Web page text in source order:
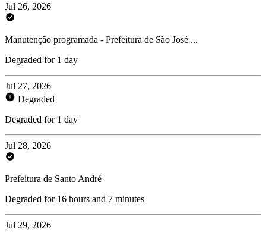
Jul 26, 2026
Manutenção programada - Prefeitura de São José ...
Degraded for 1 day
Jul 27, 2026
Degraded
Degraded for 1 day
Jul 28, 2026
Prefeitura de Santo André
Degraded for 16 hours and 7 minutes
Jul 29, 2026